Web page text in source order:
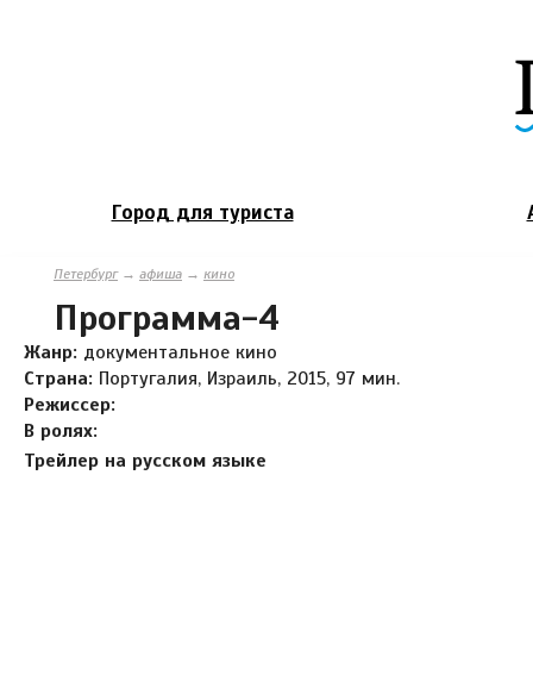
Город для туриста
Петербург→ афиша → кино
Программа-4
Жанр: документальное кино
Страна: Португалия, Израиль, 2015, 97 мин.
Режиссер:
В ролях:
Трейлер на русском языке